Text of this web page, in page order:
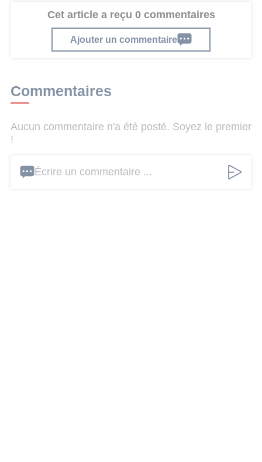
Cet article a reçu 0 commentaires
Ajouter un commentaire
Commentaires
Aucun commentaire n'a été posté. Soyez le premier
!
Écrire un commentaire ...